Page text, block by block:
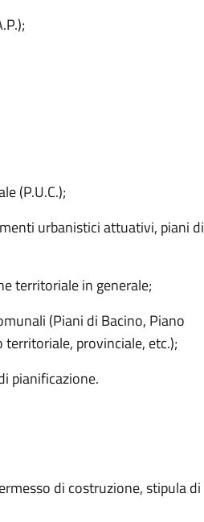
(P.U.C.);
urbanistici attuativi, piani di
territoriale in generale;
(Piani di Bacino, Piano
provinciale, etc.);
pianificazione.
di costruzione, stipula di